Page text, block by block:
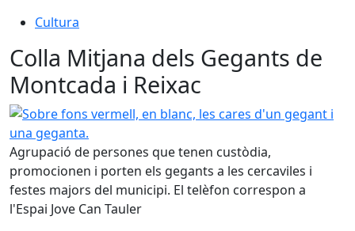
Cultura
Colla Mitjana dels Gegants de
Montcada i Reixac
Sobre fons vermell, en blanc, les cares d'un gegant i una
Agrupació de persones que tenen custòdia,
promocionen i porten els gegants a les cercaviles i
festes majors del municipi. El telèfon correspon a
l'Espai Jove Can Tauler